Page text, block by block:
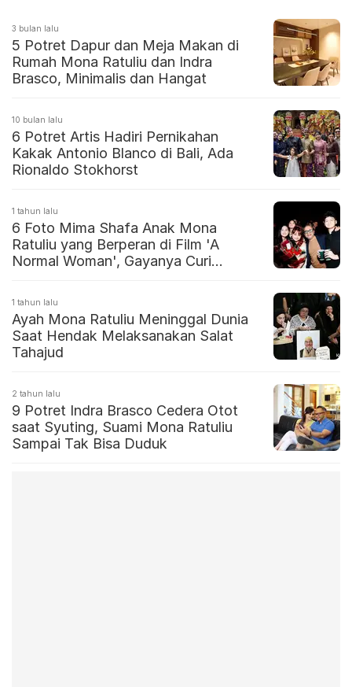
3 bulan lalu
5 Potret Dapur dan Meja Makan di
Rumah Mona Ratuliu dan Indra
Brasco, Minimalis dan Hangat
10 bulan lalu
6 Potret Artis Hadiri Pernikahan
Kakak Antonio Blanco di Bali, Ada
Rionaldo Stokhorst
1 tahun lalu
6 Foto Mima Shafa Anak Mona
Ratuliu yang Berperan di Film 'A
Normal Woman', Gayanya Curi
1 tahun lalu
Ayah Mona Ratuliu Meninggal Dunia
Saat Hendak Melaksanakan Salat
Tahajud
2 tahun lalu
9 Potret Indra Brasco Cedera Otot
saat Syuting, Suami Mona Ratuliu
Sampai Tak Bisa Duduk